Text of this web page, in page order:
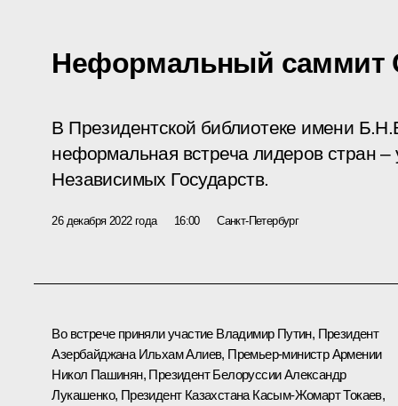
Неформальный саммит
В Президентской библиотеке имени
неформальная встреча лидеров стран
Независимых Государств.
26 декабря 2022 года 16:00 Санкт-Петербург
Во встрече приняли участие Владимир Путин, Президент
Азербайджана Ильхам Алиев, Премьер‑министр Армении
Никол Пашинян, Президент БелоруссииАлександр
Лукашенко, Президент Казахстана Касым-Жомарт Токаев,